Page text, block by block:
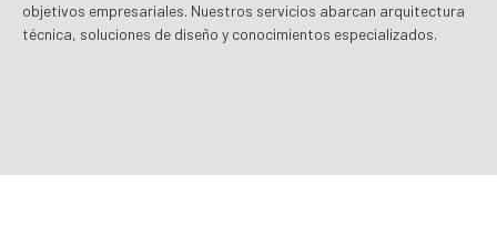
objetivos empresariales. Nuestros servicios abarcan arquitectura
técnica, soluciones de diseño y conocimientos especializados.